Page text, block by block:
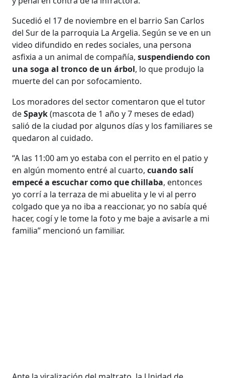
Sucedió el 17 de noviembre en el barrio San Carlos
del Sur de la parroquia La Argelia. Según se ve en un
video difundido en redes sociales, una persona
asfixia a un animal de compañía,suspendiendo con
una soga al tronco de un árbol, lo que produjo la
muerte del can por sofocamiento.
Los moradores del sector comentaron que el tutor
deSpayk(mascota de 1 año y 7 meses de edad)
salió de la ciudad por algunos días y los familiares se
quedaron al cuidado.
“A las 11:00 am yo estaba con el perrito en el patio y
en algún momento entré al cuarto,cuando salí
empecé a escuchar como que chillaba, entonces
yo corrí a la terraza de mi abuelita y le vi al perro
colgado que ya no iba a reaccionar, yo no sabía qué
hacer, cogí y le tome la foto y me baje a avisarle a mi
familia” mencionó un familiar.